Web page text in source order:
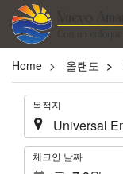
Home 올랜도
. 목적지
. 체크인 날짜